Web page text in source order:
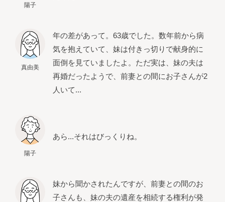
陽子
真由美
年の差があって。63歳でした。数年前から病
気を抱えていて、妹は付きっ切りで献身的に
面倒を見ていましたよ。ただ実は、妹の夫は
再婚だったようで、前妻との間にお子さんが2
人いて...
陽子
あら...それはびっくりね。
妹から聞かされたんですが、前妻との間のお
子さんも、妹の夫の遺産を相続する権利が発